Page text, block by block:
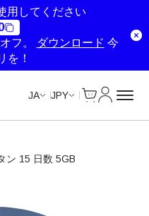
用してください
フ。
ダウンロード 今
を！
JA JPY
ン 15 日数 5GB